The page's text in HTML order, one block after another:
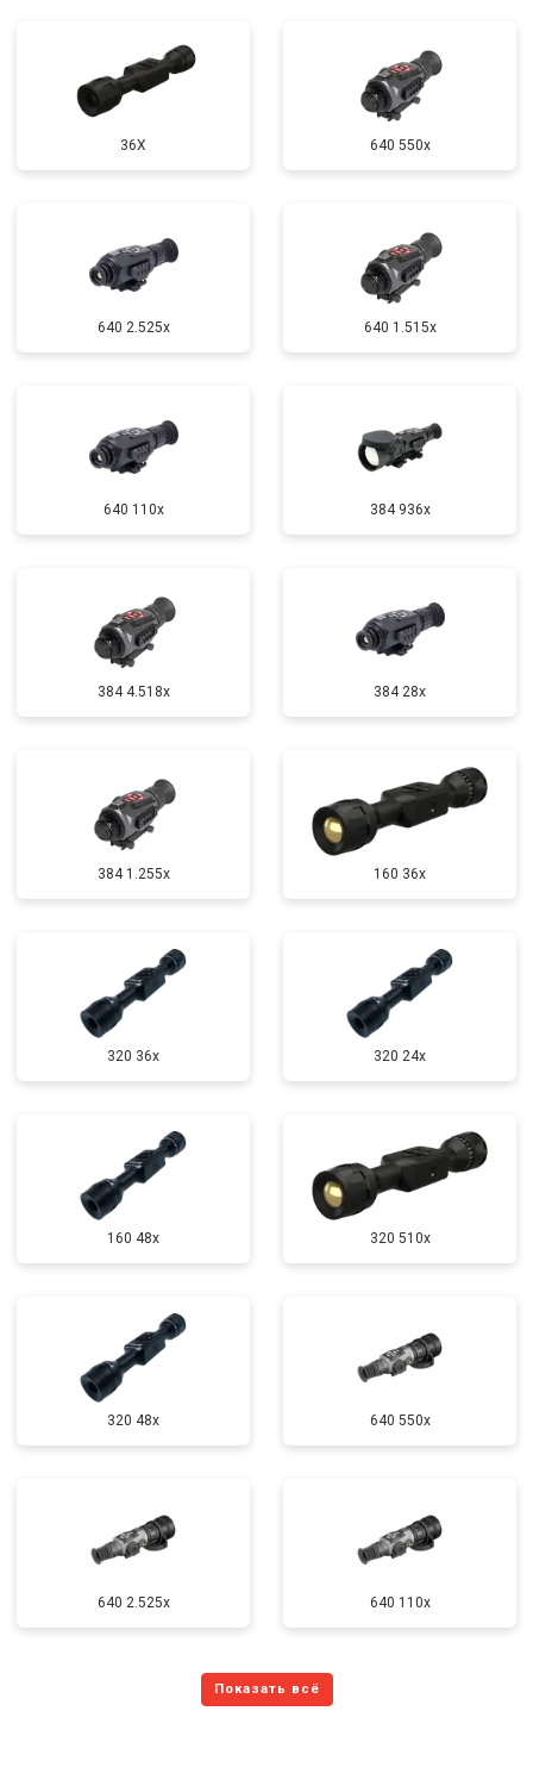
36X 640 550x
640 2.525x 640 1.515x
640 110x 384 936x
384 4.518x 384 28x
384 1.255х 160 36x
320 36x 320 24x
160 48x 320 510x
320 48x 640 550x
640 2.525x 640 110x